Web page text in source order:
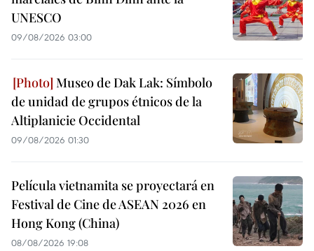
UNESCO
09/08/2026 03:00
Museo de Dak Lak: Símbolo
de unidad de grupos étnicos de la
Altiplanicie Occidental
09/08/2026 01:30
Película vietnamita se proyectará en
Festival de Cine de ASEAN 2026 en
Hong Kong (China)
08/08/2026 19:08